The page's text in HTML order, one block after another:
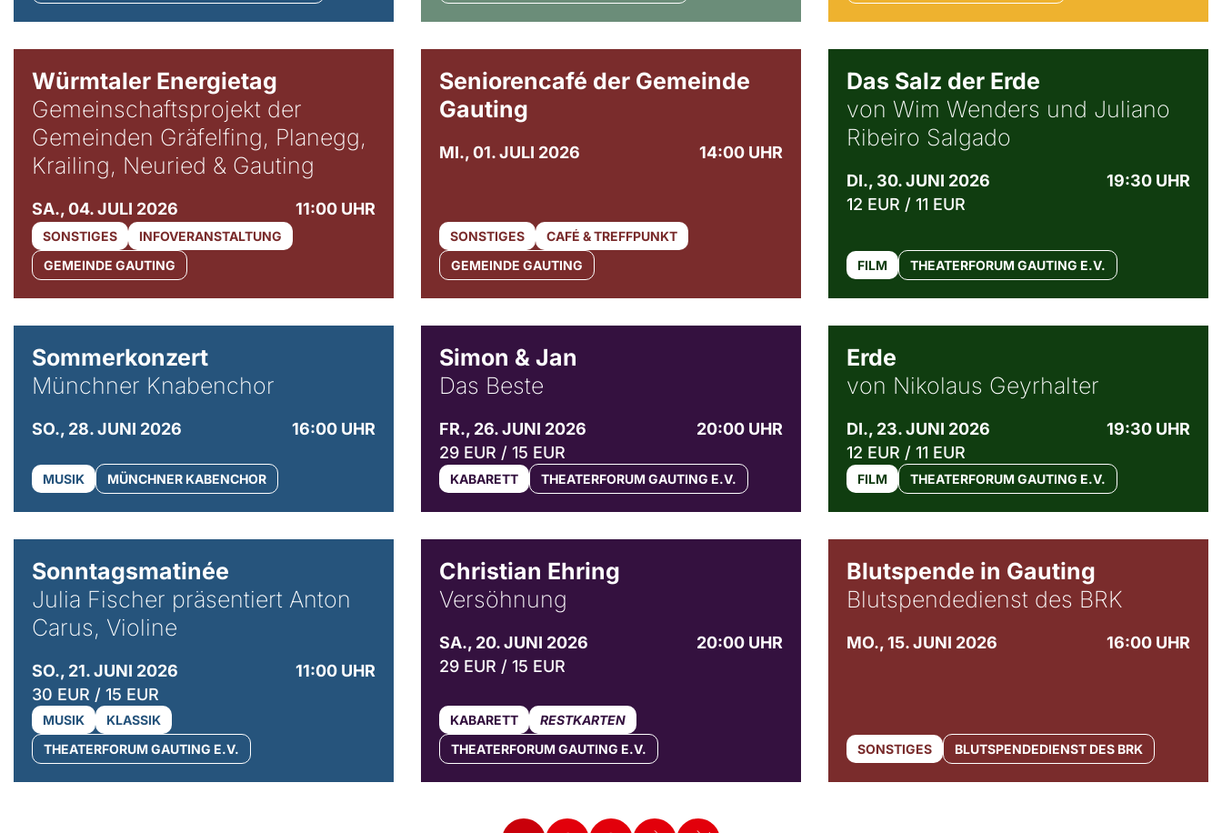
Würmtaler Energietag
Gemeinschaftsprojekt der
Gemeinden Gräfelfing, Planegg,
Krailing, Neuried & Gauting
SA., 04. JULI 2026 11:00 UHR
SONSTIGES
INFOVERANSTALTUNG
GEMEINDE GAUTING
Seniorencafé der Gemeinde
Gauting
MI., 01. JULI 2026 14:00 UHR
SONSTIGES
CAFÉ & TREFFPUNKT
GEMEINDE GAUTING
Das Salz der Erde
von Wim Wenders und Juliano
Ribeiro Salgado
DI., 30. JUNI 2026
19:30 UHR
12 EUR / 11 EUR
FILM THEATERFORUM GAUTING E.V.
Sommerkonzert
Münchner Knabenchor
SO., 28. JUNI 2026 16:00 UHR
MUSIK MÜNCHNER KABENCHOR
Simon & Jan
Das Beste
FR., 26. JUNI 2026
20:00 UHR
29 EUR / 15 EUR
KABARETT THEATERFORUM GAUTING E.V.
Erde
von Nikolaus Geyrhalter
DI., 23. JUNI 2026
19:30 UHR
12 EUR / 11 EUR
FILM THEATERFORUM GAUTING E.V.
Sonntagsmatinée
Julia Fischer präsentiert Anton
Carus, Violine
SO., 21. JUNI 2026
11:00 UHR
30 EUR / 15 EUR
MUSIK
KLASSIK
THEATERFORUM GAUTING E.V.
Christian Ehring
Versöhnung
SA., 20. JUNI 2026
20:00 UHR
29 EUR / 15 EUR
KABARETT
RESTKARTEN
THEATERFORUM GAUTING E.V.
Blutspende in Gauting
Blutspendedienst des BRK
MO., 15. JUNI 2026 16:00 UHR
SONSTIGES BLUTSPENDEDIENST DES BRK